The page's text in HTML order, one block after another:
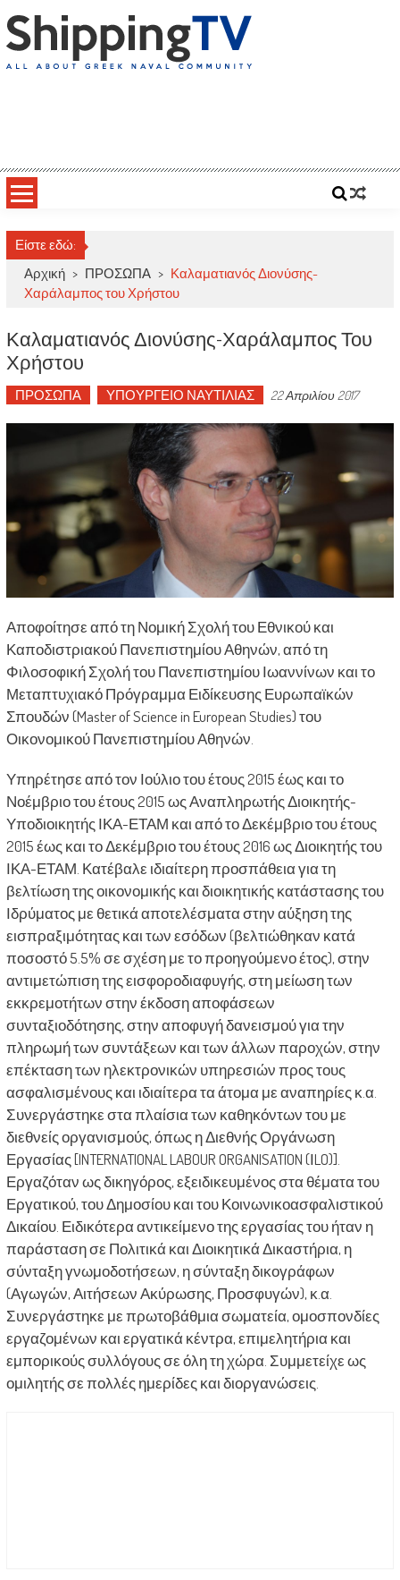
to
content
Είστε εδώ:
Αρχική > ΠΡΟΣΩΠΑ > Καλαματιανός Διονύσης-
Χαράλαμπος του Χρήστου
Καλαματιανός Διονύσης-Χαράλαμπος Του
Χρήστου
ΠΡΟΣΩΠΑ ΥΠΟΥΡΓΕΙΟ ΝΑΥΤΙΛΙΑΣ 22 Απριλίου 2017
Αποφοίτησε από τη Νομική Σχολή του Εθνικού και
Καποδιστριακού Πανεπιστημίου Αθηνών, από τη
Φιλοσοφική Σχολή του Πανεπιστημίου Ιωαννίνων και το
Μεταπτυχιακό Πρόγραμμα Ειδίκευσης Ευρωπαϊκών
Σπουδών (Master of Science in European Studies) του
Οικονομικού Πανεπιστημίου Αθηνών.
Υπηρέτησε από τον Ιούλιο του έτους 2015 έως και το
Νοέμβριο του έτους 2015 ως Αναπληρωτής Διοικητής-
Υποδιοικητής ΙΚΑ-ΕΤΑΜ και από το Δεκέμβριο του έτους
2015 έως και το Δεκέμβριο του έτους 2016 ως Διοικητής του
ΙΚΑ-ΕΤΑΜ. Κατέβαλε ιδιαίτερη προσπάθεια για τη
βελτίωση της οικονομικής και διοικητικής κατάστασης του
Ιδρύματος με θετικά αποτελέσματα στην αύξηση της
εισπραξιμότητας και των εσόδων (βελτιώθηκαν κατά
ποσοστό 5.5% σε σχέση με το προηγούμενο έτος), στην
αντιμετώπιση της εισφοροδιαφυγής, στη μείωση των
εκκρεμοτήτων στην έκδοση αποφάσεων
συνταξιοδότησης, στην αποφυγή δανεισμού για την
πληρωμή των συντάξεων και των άλλων παροχών, στην
επέκταση των ηλεκτρονικών υπηρεσιών προς τους
ασφαλισμένους και ιδιαίτερα τα άτομα με αναπηρίες κ.α.
Συνεργάστηκε στα πλαίσια των καθηκόντων του με
διεθνείς οργανισμούς, όπως η Διεθνής Οργάνωση
Εργασίας [INTERNATIONAL LABOUR ORGANISATION (ΙLO)].
Εργαζόταν ως δικηγόρος, εξειδικευμένος στα θέματα του
Εργατικού, του Δημοσίου και του Κοινωνικοασφαλιστικού
Δικαίου. Ειδικότερα αντικείμενο της εργασίας του ήταν η
παράσταση σε Πολιτικά και Διοικητικά Δικαστήρια, η
σύνταξη γνωμοδοτήσεων, η σύνταξη δικογράφων
(Αγωγών, Αιτήσεων Ακύρωσης, Προσφυγών), κ.α.
Συνεργάστηκε με πρωτοβάθμια σωματεία, ομοσπονδίες
εργαζομένων και εργατικά κέντρα, επιμελητήρια και
εμπορικούς συλλόγους σε όλη τη χώρα. Συμμετείχε ως
ομιλητής σε πολλές ημερίδες και διοργανώσεις.